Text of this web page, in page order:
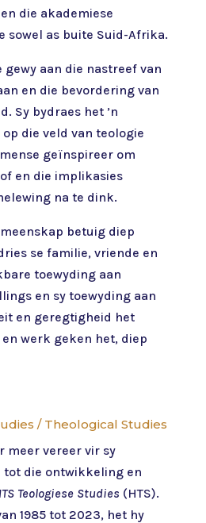
die akademiese
sowel as buite Suid-Afrika.
gewy aan die nastreef van
en die bevordering van
Sy bydraes het ’n
die veld van teologie
geïnspireer om
en die implikasies
na te dink.
betuig diep
se familie, vriende en
toewyding aan
en sy toewyding aan
en geregtigheid het
werk geken het, diep
/ Theological Studies
meer vereer vir sy
tot die ontwikkeling en
Teologiese Studies (HTS).
1985 tot 2023, het hy